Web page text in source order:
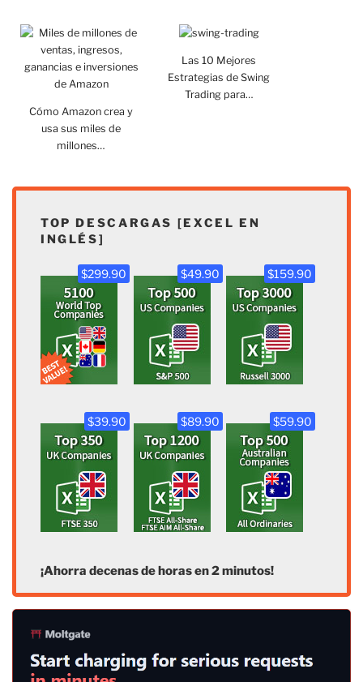
Cómo Amazon crea y
usa sus miles de
millones…
Las 10 Mejores
Estrategias de Swing
Trading para…
TOP DESCARGAS [EXCEL EN
INGLÉS]
$299.90 $49.90 $159.90
$39.90 $89.90 $59.90
¡Ahorra decenas de horas en 2 minutos!